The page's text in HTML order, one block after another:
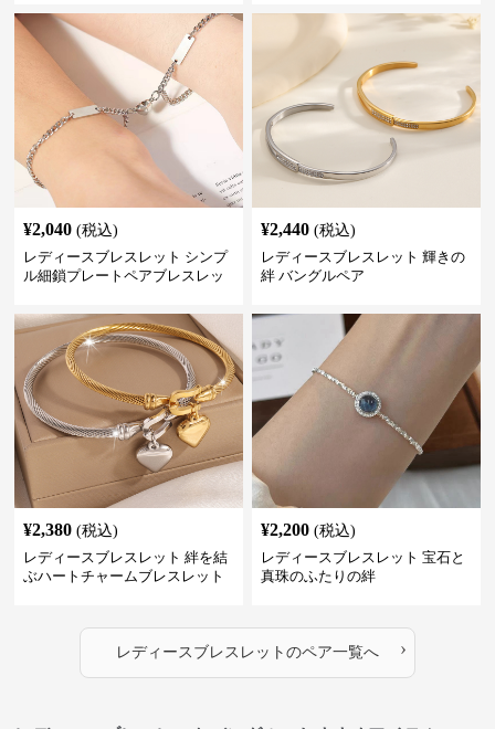
¥2,040 (税込)
レディースブレスレット シンプ
ル細鎖プレートペアブレスレッ
¥2,440 (税込)
レディースブレスレット 輝きの
絆 バングルペア
¥2,380 (税込)
レディースブレスレット 絆を結
ぶハートチャームブレスレット
¥2,200 (税込)
レディースブレスレット 宝石と
真珠のふたりの絆
レディースブレスレット のペア一覧へ ›